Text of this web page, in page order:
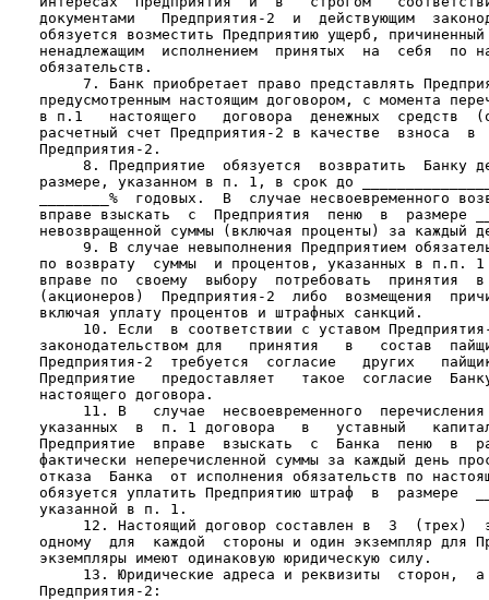
документами   Предприятия-2  и  действующим
обязуется возместить Предприятию ущерб,
ненадлежащим  исполнением  принятых  на  себя  по
    обязательств.
7. Банк приобретает право представлять
предусмотренным настоящим договором, с момента
в п.1   настоящего   договора  денежных  средств
расчетный счет Предприятия-2 в качестве  взноса  в
    Предприятия-2.
8. Предприятие  обязуется  возвратить  Банку
размере, указанном в п. 1, в срок до
________%  годовых.  В  случае несвоевременного
вправе взыскать  с  Предприятия  пеню  в  размере
невозвращенной суммы (включая проценты) за каждый
9. В случае невыполнения Предприятием
по возврату  суммы  и процентов, указанных в п.п.
вправе по  своему  выбору  потребовать  принятия
(акционеров)  Предприятия-2  либо  возмещения
    включая уплату процентов и штрафных санкций.
10. Если  в соответствии с уставом
законодательством для   принятия   в   состав
Предприятия-2  требуется  согласие   других
Предприятие   предоставляет   такое  согласие
    настоящего договора.
11. В   случае  несвоевременного
указанных  в  п. 1 договора   в   уставный
Предприятие  вправе  взыскать  с  Банка  пеню  в
фактически неперечисленной суммы за каждый день
отказа  Банка  от исполнения обязательств по
обязуется уплатить Предприятию штраф  в  размере
    указанной в п. 1.
12. Настоящий договор составлен в  3  (трех)
одному  для  каждой  стороны и один экземпляр для
    экземпляры имеют одинаковую юридическую силу.
13. Юридические адреса и реквизиты  сторон,
    Предприятия-2: